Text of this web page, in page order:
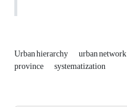
Urban hierarchy urban network
province systematization